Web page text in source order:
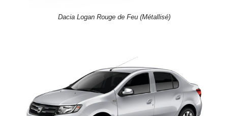
Dacia Logan Rouge de Feu (Métallisé)